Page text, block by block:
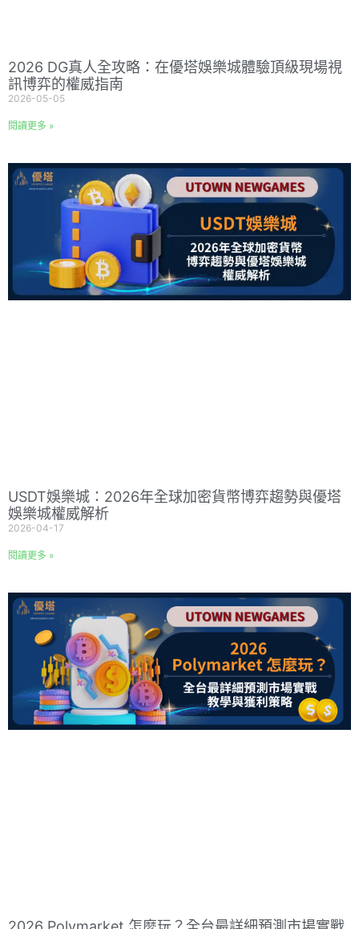
2026 DG真人全攻略：在優塔娛樂城體驗頂級現場視
訊博弈的權威指南
2026-05-05
閱讀更多 »
USDT娛樂城：2026年全球加密貨幣博弈趨勢與優塔
娛樂城權威解析
2026-04-17
閱讀更多 »